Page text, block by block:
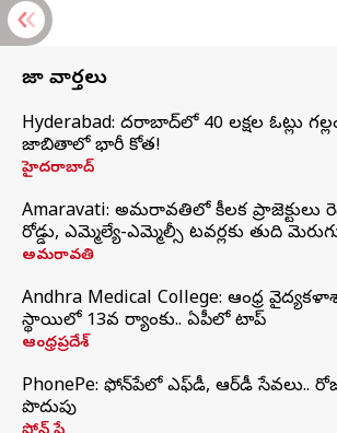
తాజా వార్తలు
Hyderabad: హైదరాబాద్‌లో 40 లక్షల ఓట్లు
జాబితాలో భారీ కోత!
హైదరాబాద్
Amaravati: అమరావతిలో కీలక ప్రాజెక్టులు
రోడ్డు, ఎమ్మెల్యే-ఎమ్మెల్సీ టవర్లకు తుది
అమరావతి
Andhra Medical College: ఆంధ్ర
స్థాయిలో 13వ ర్యాంకు.. ఏపీలో టాప్
ఆంధ్రప్రదేశ్
PhonePe: ఫోన్‌పేలో ఎఫ్‌డీ, ఆర్‌డీ సేవలు..
పొదుపు